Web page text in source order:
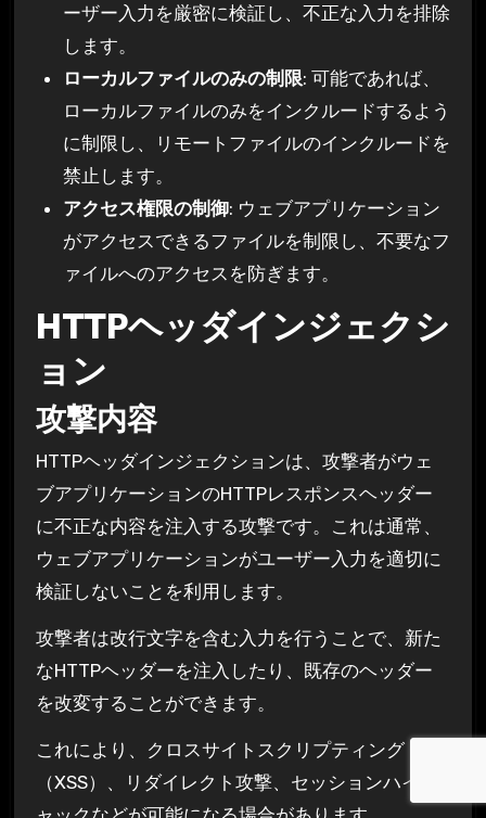
ーザー入力を厳密に検証し、不正な入力を排除
します。
ローカルファイルのみの制限: 可能であれば、
ローカルファイルのみをインクルードするよう
に制限し、リモートファイルのインクルードを
禁止します。
アクセス権限の制御: ウェブアプリケーション
がアクセスできるファイルを制限し、不要なフ
ァイルへのアクセスを防ぎます。
HTTPヘッダインジェクシ
ョン
攻撃内容
HTTPヘッダインジェクションは、攻撃者がウェ
ブアプリケーションのHTTPレスポンスヘッダー
に不正な内容を注入する攻撃です。これは通常、
ウェブアプリケーションがユーザー入力を適切に
検証しないことを利用します。
攻撃者は改行文字を含む入力を行うことで、新た
なHTTPヘッダーを注入したり、既存のヘッダー
を改変することができます。
これにより、クロスサイトスクリプティング
（XSS）、リダイレクト攻撃、セッションハイジ